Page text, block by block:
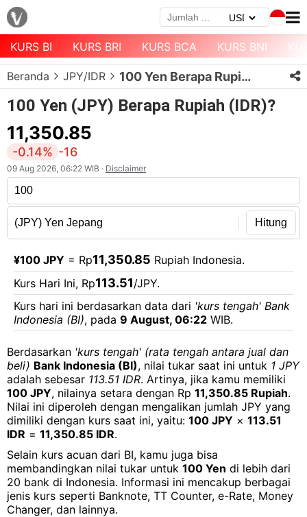
Menu
Halaman
Depan
Daftar
Mata
Uang
Daftar
Kurs
Bank
KURS BI KURS BRI KURS BCA KURS BNI
Beranda JPY/IDR 100 Yen Berapa Rupiah?
100 Yen (JPY) Berapa Rupiah (IDR)?
11,350.85
-0.14% -16
09 Aug 2026, 06:22 WIB · Disclaimer
Hitung
¥100 JPY = Rp11,350.85 Rupiah Indonesia.
Kurs Hari Ini, Rp113.51/JPY.
Kurs hari ini berdasarkan data dari 'kurs tengah' Bank
Indonesia (BI), pada 9 August, 06:22 WIB.
Berdasarkan 'kurs tengah' (rata tengah antara jual dan
beli) Bank Indonesia (BI), nilai tukar saat ini untuk 1 JPY
adalah sebesar 113.51 IDR. Artinya, jika kamu memiliki
100 JPY, nilainya setara dengan Rp 11,350.85 Rupiah.
Nilai ini diperoleh dengan mengalikan jumlah JPY yang
dimiliki dengan kurs saat ini, yaitu: 100 JPY × 113.51
IDR = 11,350.85 IDR.
Selain kurs acuan dari BI, kamu juga bisa
membandingkan nilai tukar untuk 100 Yen di lebih dari
20 bank di Indonesia. Informasi ini mencakup berbagai
jenis kurs seperti Banknote, TT Counter, e-Rate, Money
Changer, dan lainnya.